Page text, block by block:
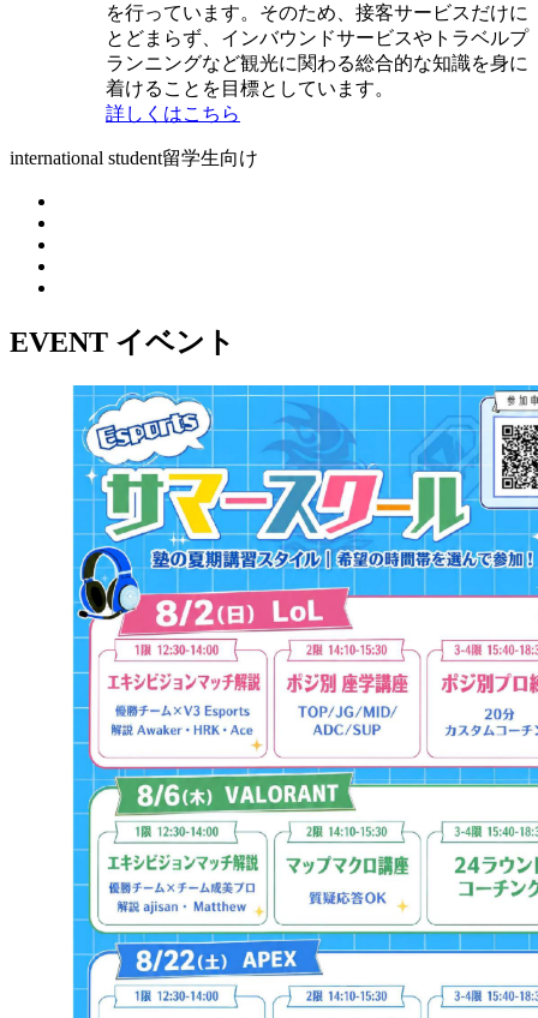
を行っています。そのため、接客サービスだけに
とどまらず、インバウンドサービスやトラベルプ
ランニングなど観光に関わる総合的な知識を身に
着けることを目標としています。
詳しくはこちら
international student留学生向け
EVENT イベント